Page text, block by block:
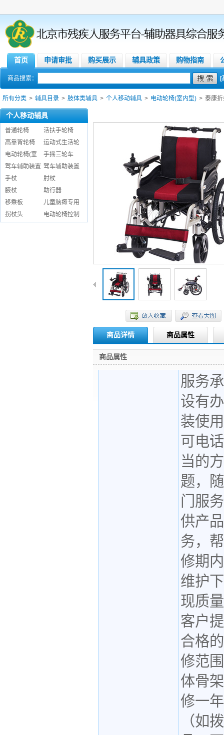
首页 申请审批 购买展示 辅具政策 购物指南
商品搜索： [
所有分类 > 辅具目录 > 肢体类辅具 > 个人移动辅具 > 电动轮椅(室内型) > 泰康
个人移动辅具
普通轮椅
活扶手轮椅
高靠背轮椅
运动式生活轮
电动轮椅(室
手摇三轮车
驾车辅助装置 驾车辅助装置
手杖
肘杖
腋杖
助行器
移乘板
儿童脑瘫专用
拐杖头
电动轮椅控制
商品详情 商品属性
商品属性
服务
设有
装使
可电
当的
题，
门服
供产
务，
修期
维护
现质
客户
合格
修范
体骨
修一
（如